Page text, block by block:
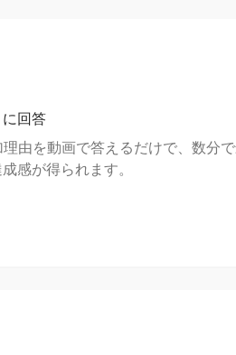
回答
由を動画で答えるだけで、数分
感が得られます。